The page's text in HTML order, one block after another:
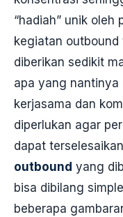
“hadiah” unik oleh
kegiatan
diberikan sedikit
apa yang nantinya
kerjasama dan
diperlukan agar
dapat
outbound yang
bisa dibilang
beberapa